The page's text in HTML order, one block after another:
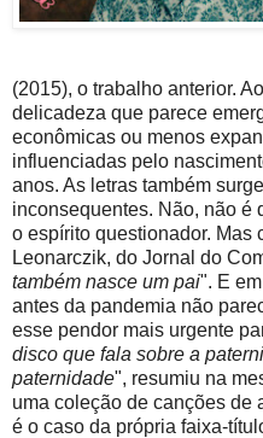
(2015), o trabalho anterior.
delicadeza que parece
econômicas ou menos
influenciadas pelo
anos. As letras também
inconsequentes. Não, não é
o espírito questionador. Mas
Leonarczik, do Jornal do
também nasce um pai". E
antes da pandemia não
esse pendor mais urgente
disco que fala sobre a
paternidade", resumiu na
uma coleção de canções de
é o caso da própria faixa-